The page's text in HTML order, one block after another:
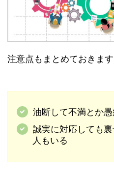
注意点もまとめておきます
油断して不満とか
誠実に対応しても
人もいる